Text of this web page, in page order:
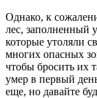
Однако, к
лес, заполненный
которые утоляли
многих опасных
чтобы бросить их
умер в первый
еще, но давайте